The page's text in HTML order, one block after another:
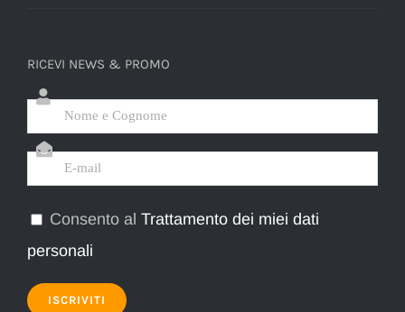
RICEVI NEWS & PROMO
Consento al Trattamento dei miei dati
personali